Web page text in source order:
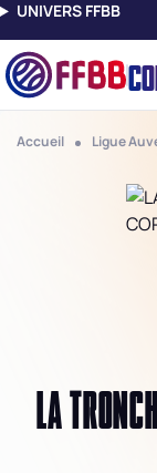
UNIVERS FFBB
Accueil Ligue
LA